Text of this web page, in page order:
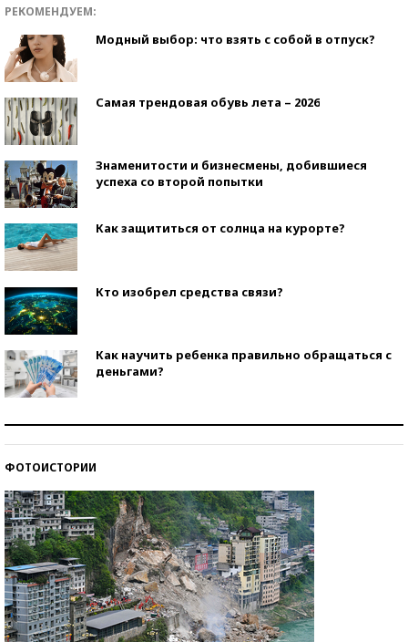
РЕКОМЕНДУЕМ:
Модный выбор: что взять с собой в отпуск?
Самая трендовая обувь лета – 2026
Знаменитости и бизнесмены, добившиеся
успеха со второй попытки
Как защититься от солнца на курорте?
Кто изобрел средства связи?
Как научить ребенка правильно обращаться с
деньгами?
ФОТОИСТОРИИ